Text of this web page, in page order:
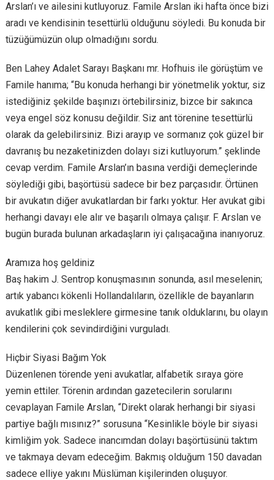
Arslan’ı ve ailesini kutluyoruz. Famile Arslan iki hafta önce bizi
aradı ve kendisinin tesettürlü olduğunu söyledi. Bu konuda bir
tüzüğümüzün olup olmadığını sordu.
Ben Lahey Adalet Sarayı Başkanı mr. Hofhuis ile görüştüm ve
Famile hanıma; “Bu konuda herhangi bir yönetmelik yoktur, siz
istediğiniz şekilde başınızı örtebilirsiniz, bizce bir sakınca
veya engel söz konusu değildir. Siz ant törenine tesettürlü
olarak da gelebilirsiniz. Bizi arayıp ve sormanız çok güzel bir
davranış bu nezaketinizden dolayı sizi kutluyorum.” şeklinde
cevap verdim. Famile Arslan’ın basına verdiği demeçlerinde
söylediği gibi, başörtüsü sadece bir bez parçasıdır. Örtünen
bir avukatın diğer avukatlardan bir farkı yoktur. Her avukat gibi
herhangi davayı ele alır ve başarılı olmaya çalışır. F. Arslan ve
bugün burada bulunan arkadaşların iyi çalışacağına inanıyoruz.
Aramıza hoş geldiniz
Baş hakim J. Sentrop konuşmasının sonunda, asıl meselenin;
artık yabancı kökenli Hollandalıların, özellikle de bayanların
avukatlık gibi mesleklere girmesine tanık olduklarını, bu olayın
kendilerini çok sevindirdiğini vurguladı.
Hiçbir Siyasi Bağım Yok
Düzenlenen törende yeni avukatlar, alfabetik sıraya göre
yemin ettiler. Törenin ardından gazetecilerin sorularını
cevaplayan Famile Arslan, “Direkt olarak herhangi bir siyasi
partiye bağlı mısınız?” sorusuna “Kesinlikle böyle bir siyasi
kimliğim yok. Sadece inancımdan dolayı başörtüsünü taktım
ve takmaya devam edeceğim. Bakmış olduğum 150 davadan
sadece elliye yakını Müslüman kişilerinden oluşuyor.